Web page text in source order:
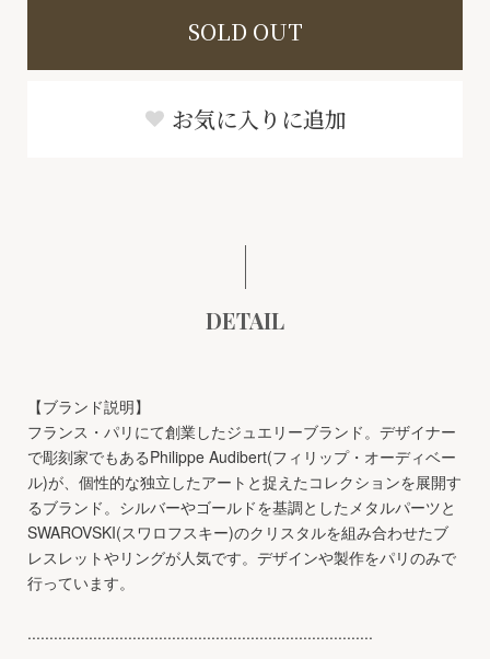
SOLD OUT
お気に入りに追加
DETAIL
【ブランド説明】
フランス・パリにて創業したジュエリーブランド。デザイナー
で彫刻家でもあるPhilippe Audibert(フィリップ・オーディベー
ル)が、個性的な独立したアートと捉えたコレクションを展開す
るブランド。シルバーやゴールドを基調としたメタルパーツと
SWAROVSKI(スワロフスキー)のクリスタルを組み合わせたブ
レスレットやリングが人気です。デザインや製作をパリのみで
行っています。
...............................................................................